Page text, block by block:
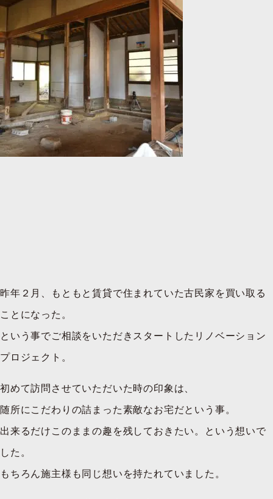
昨年２月、もともと賃貸で住まれていた古民家を買い取る
ことになった。
という事でご相談をいただきスタートしたリノベーション
プロジェクト。
初めて訪問させていただいた時の印象は、
随所にこだわりの詰まった素敵なお宅だという事。
出来るだけこのままの趣を残しておきたい。という想いで
した。
もちろん施主様も同じ想いを持たれていました。